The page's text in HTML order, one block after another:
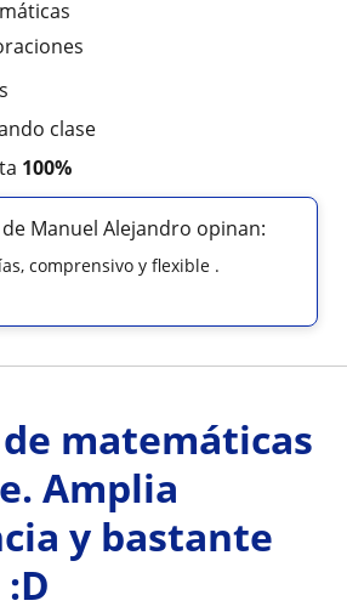
clase
100%
Manuel Alejandro opinan:
comprensivo y flexible .
matemáticas
Amplia
y bastante